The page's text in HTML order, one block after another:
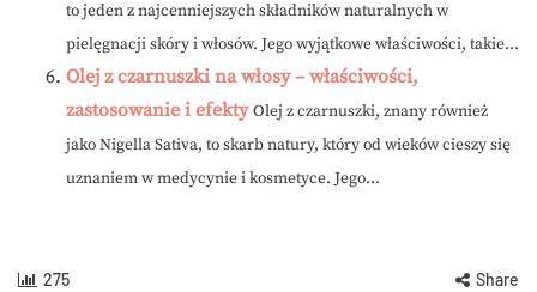
to jeden z najcenniejszych składników naturalnych w
pielęgnacji skóry i włosów. Jego wyjątkowe właściwości, takie...
Olej z czarnuszki na włosy – właściwości,
zastosowanie i efekty Olej z czarnuszki, znany również
jako Nigella Sativa, to skarb natury, który od wieków cieszy się
uznaniem w medycynie i kosmetyce. Jego...
275 Share